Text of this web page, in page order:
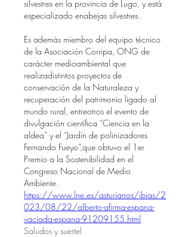
silvestres en la provincia de Lugo, y está
especializado enabejas silvestres.
Es además miembro del equipo técnico
de la Asociación Corripa, ONG de
carácter medioambiental que
realizadistintos proyectos de
conservación de la Naturaleza y
recuperación del patrimonio ligado al
mundo rural, entreotros el evento de
divulgación científica “Ciencia en la
aldea” y el “Jardín de polinizadores
Fernando Fueyo”,que obtuvo el 1er
Premio a la Sostenibilidad en el
Congreso Nacional de Medio
Ambiente.
https://www.lne.es/asturianos/ibias/2
023/08/22/alberto-afirma-espana-
vaciada-espana-91209155.html
Saludos y suertel